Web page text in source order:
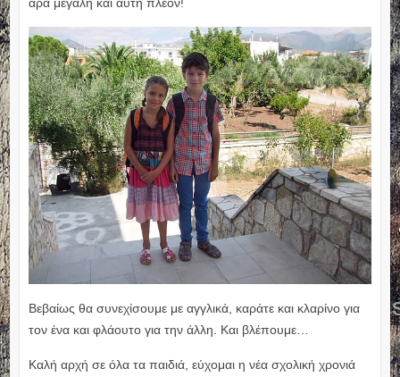
Βεβαίως θα συνεχίσουμε με αγγλικά, καράτε και κλαρίνο για
τον ένα και φλάουτο για την άλλη. Και βλέπουμε…
Καλή αρχή σε όλα τα παιδιά, εύχομαι η νέα σχολική χρονιά